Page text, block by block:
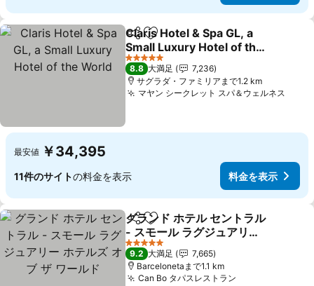
シェアお気に入りに追加
Claris Hotel & Spa GL, a
Small Luxury Hotel of the
World
料金を表示
5 ホテルのランク
8.8 大満足
7,236
サグラダ・ファミリアまで1.2 km
マヤン シークレット スパ＆ウェルネス
最安値 ￥34,395
11件のサイトの料金を表示 料金を表示
シェアお気に入りに追加
グランド ホテル セントラル
- スモール ラグジュアリー
ホテルズ オブ ザ ワールド
料金を表示
5 ホテルのランク
9.2 大満足
7,665
Barcelonetaまで1.1 km
Can Bo タパスレストラン